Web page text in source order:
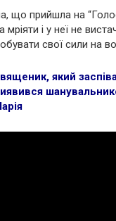
що прийшла на
мріяти і у неї не
свої сили на
який